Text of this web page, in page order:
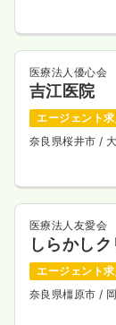
医療法人優心会
吉江医院
エージェント求
奈良県桜井市/
医療法人友愛会
しらかし
エージェント求
奈良県橿原市/